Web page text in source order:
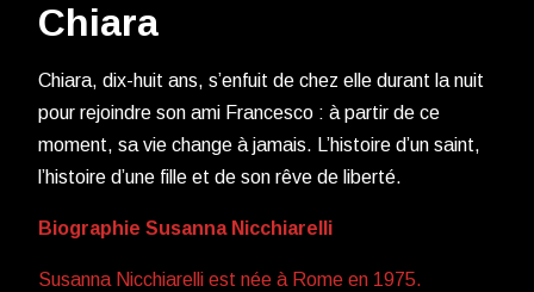
Chiara
Chiara, dix-huit ans, s’enfuit de chez elle durant la nuit
pour rejoindre son ami Francesco : à partir de ce
moment, sa vie change à jamais. L’histoire d’un saint,
l’histoire d’une fille et de son rêve de liberté.
Biographie Susanna Nicchiarelli
Susanna Nicchiarelli est née à Rome en 1975.